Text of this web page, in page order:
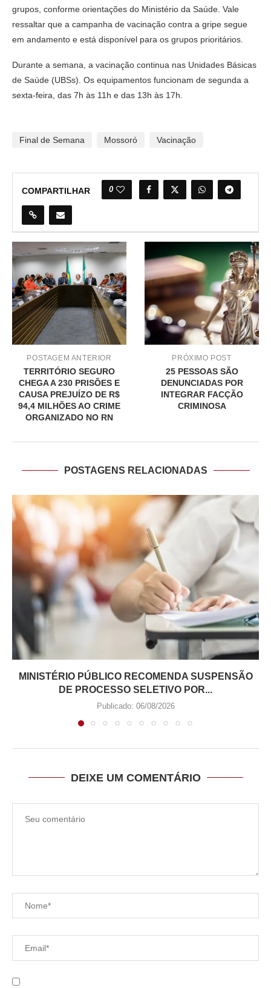
grupos, conforme orientações do Ministério da Saúde. Vale
ressaltar que a campanha de vacinação contra a gripe segue
em andamento e está disponível para os grupos prioritários.
Durante a semana, a vacinação continua nas Unidades Básicas
de Saúde (UBSs). Os equipamentos funcionam de segunda a
sexta-feira, das 7h às 11h e das 13h às 17h.
Final de Semana Mossoró Vacinação
COMPARTILHAR 0
POSTAGEM ANTERIOR
TERRITÓRIO SEGURO
CHEGA A 230 PRISÕES E
CAUSA PREJUÍZO DE R$
94,4 MILHÕES AO CRIME
ORGANIZADO NO RN
PRÓXIMO POST
25 PESSOAS SÃO
DENUNCIADAS POR
INTEGRAR FACÇÃO
CRIMINOSA
POSTAGENS RELACIONADAS
MINISTÉRIO PÚBLICO RECOMENDA SUSPENSÃO
DE PROCESSO SELETIVO POR...
Publicado: 06/08/2026
DEIXE UM COMENTÁRIO